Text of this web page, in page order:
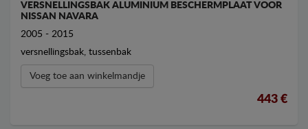
VERSNELLINGSBAK ALUMINIUM BESCHERMPLAAT VOOR
NISSAN NAVARA
2005 - 2015
versnellingsbak, tussenbak
Voeg toe aan winkelmandje
443 €